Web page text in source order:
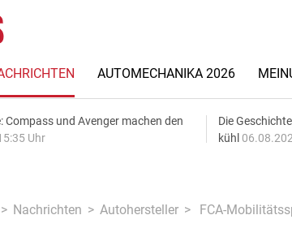
AUTOMECHANIKA 2026
Compass und Avenger machen den
Uhr
Die
kühl
Nachrichten Autohersteller FCA-